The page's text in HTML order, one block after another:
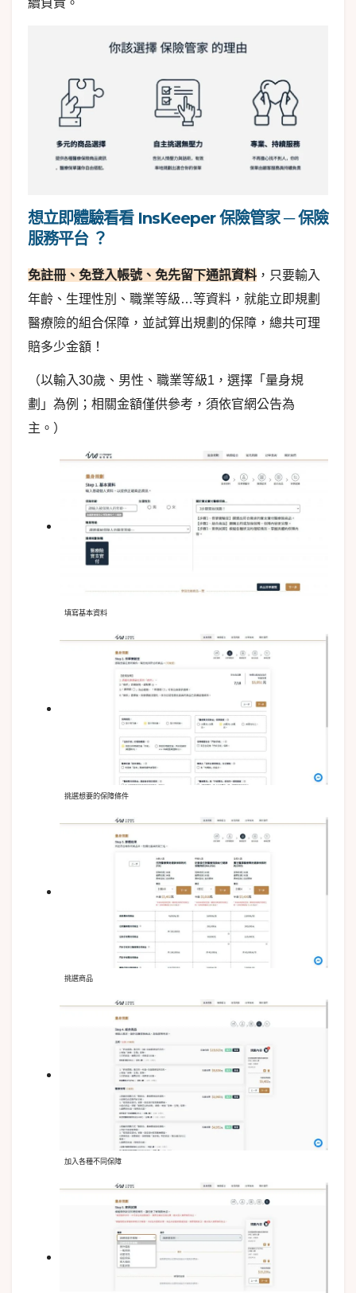
續負責。
想立即體驗看看 InsKeeper 保險管家 ─ 保險
服務平台 ？
免註冊、免登入帳號、免先留下通訊資料 ，只要輸入
年齡、生理性別、職業等級…等資料，就能立即規劃
醫療險的組合保障，並試算出規劃的保障，總共可理
賠多少金額！
（以輸入30歲、男性、職業等級1，選擇「量身規
劃」為例；相關金額僅供參考，須依官網公告為
主。）
填寫基本資料
挑選想要的保障條件
挑選商品
加入各種不同保障